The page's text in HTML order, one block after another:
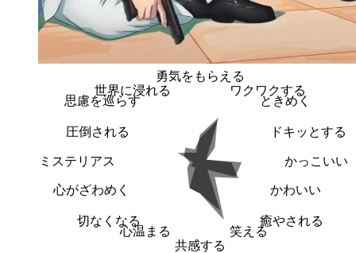
勇気をもらえる
ワクワクする
ときめく
ドキッとする
かっこいい
かわいい
癒やされる
笑える
共感する
心温まる
切なくなる
心がざわめく
ミステリアス
圧倒される
思慮を巡らす
世界に浸れる